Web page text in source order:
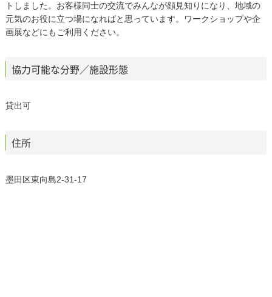
トしました。お客様同士の交流でみんなが顔見知りになり、地域の
元気のお役に立つ場になればと思っています。ワークショップや企
画展などにもご利用ください。
協力可能な分野／施設形態
貸出可
住所
墨田区東向島2-31-17